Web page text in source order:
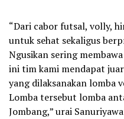
“Dari cabor futsal, volly,
untuk sehat sekaligus
Ngusikan sering
ini tim kami mendapat
yang dilaksanakan lomba
Lomba tersebut lomba
Jombang,” urai